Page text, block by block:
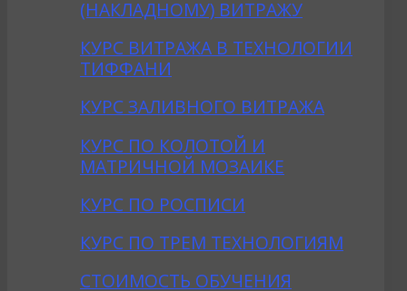
(НАКЛАДНОМУ) ВИТРАЖУ
КУРС ВИТРАЖА В ТЕХНОЛОГИИ
ТИФФАНИ
КУРС ЗАЛИВНОГО ВИТРАЖА
КУРС ПО КОЛОТОЙ И
МАТРИЧНОЙ МОЗАИКЕ
КУРС ПО РОСПИСИ
КУРС ПО ТРЕМ ТЕХНОЛОГИЯМ
СТОИМОСТЬ ОБУЧЕНИЯ